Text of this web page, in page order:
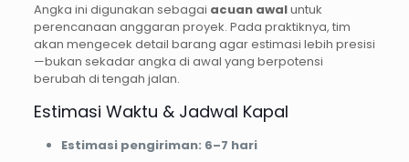
Angka ini digunakan sebagai acuan awaluntuk
perencanaan anggaran proyek. Pada praktiknya, tim
akan mengecek detail barang agar estimasi lebih presisi
—bukan sekadar angka di awal yang berpotensi
berubah di tengah jalan.
Estimasi Waktu & Jadwal Kapal
Estimasi pengiriman: 6–7 hari